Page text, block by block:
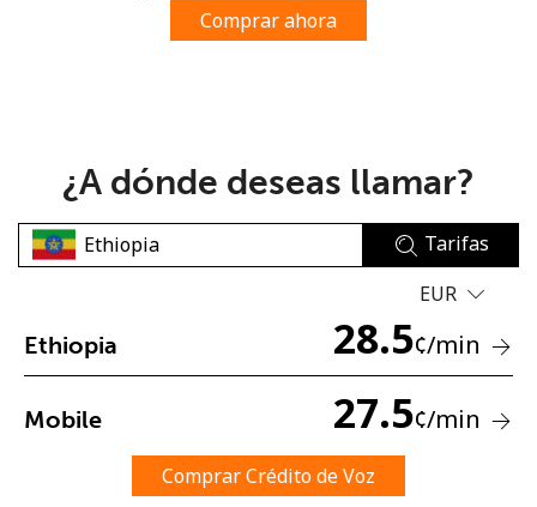
No se ha creado una contraseña
Mínimo 8 caracteres
Un caracter especial
Comprar ahora
¿A dónde deseas llamar?
Tarifas
EUR
Ethiopia 28.5¢/min
Mobile 27.5¢/min
Comprar Crédito de Voz